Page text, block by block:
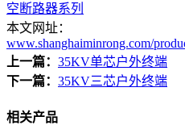
空断路器系列
本文网址：
www.shanghaiminrong.com/
上一篇： 35KV单芯户外终端
下一篇： 35KV三芯户外终端
相关产品